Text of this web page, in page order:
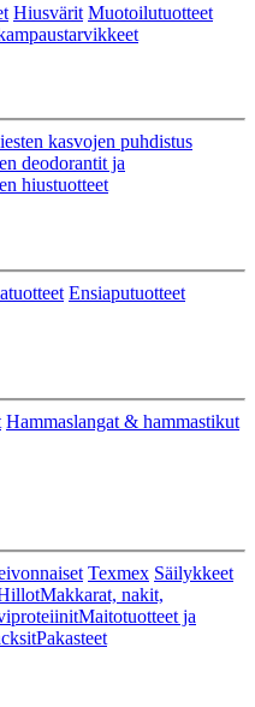
Hiusvärit Muotoilutuotteet
kasvojen puhdistus
deodorantit ja
hiustuotteet
Ensiaputuotteet
Hammaslangat & hammastikut
Texmex Säilykkeet
Makkarat, nakit,
Maitotuotteet ja
Pakasteet